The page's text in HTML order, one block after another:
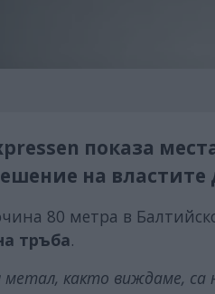
показа
на властите
80 метра в
тръба.
както виждаме, са